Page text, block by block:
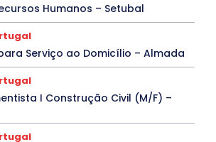
Humanos – Setubal
Serviço ao Domicílio – Almada
I Construção Civil (M/F) –